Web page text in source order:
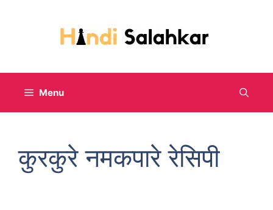
Menu
कुरकुरे नमकपारे रेसिपी